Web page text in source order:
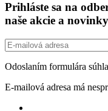
Prihláste sa na
naše akcie a novinky
Odoslaním formulára
E-mailová adresa má